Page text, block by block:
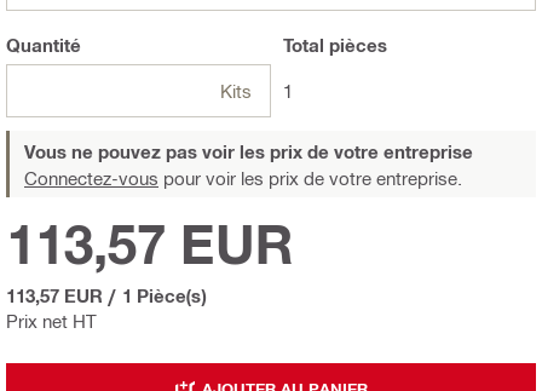
Quantité
Kits
Total pièces
1
Vous ne pouvez pas voir les prix de votre entreprise
Connectez-vous pour voir les prix de votre entreprise.
Prix net HT
113,57 EUR
113,57 EUR / 1 Pièce(s)